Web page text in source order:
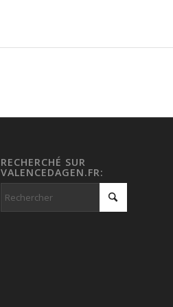
RECHERCHÉ SUR
VALENCEDAGEN.FR: